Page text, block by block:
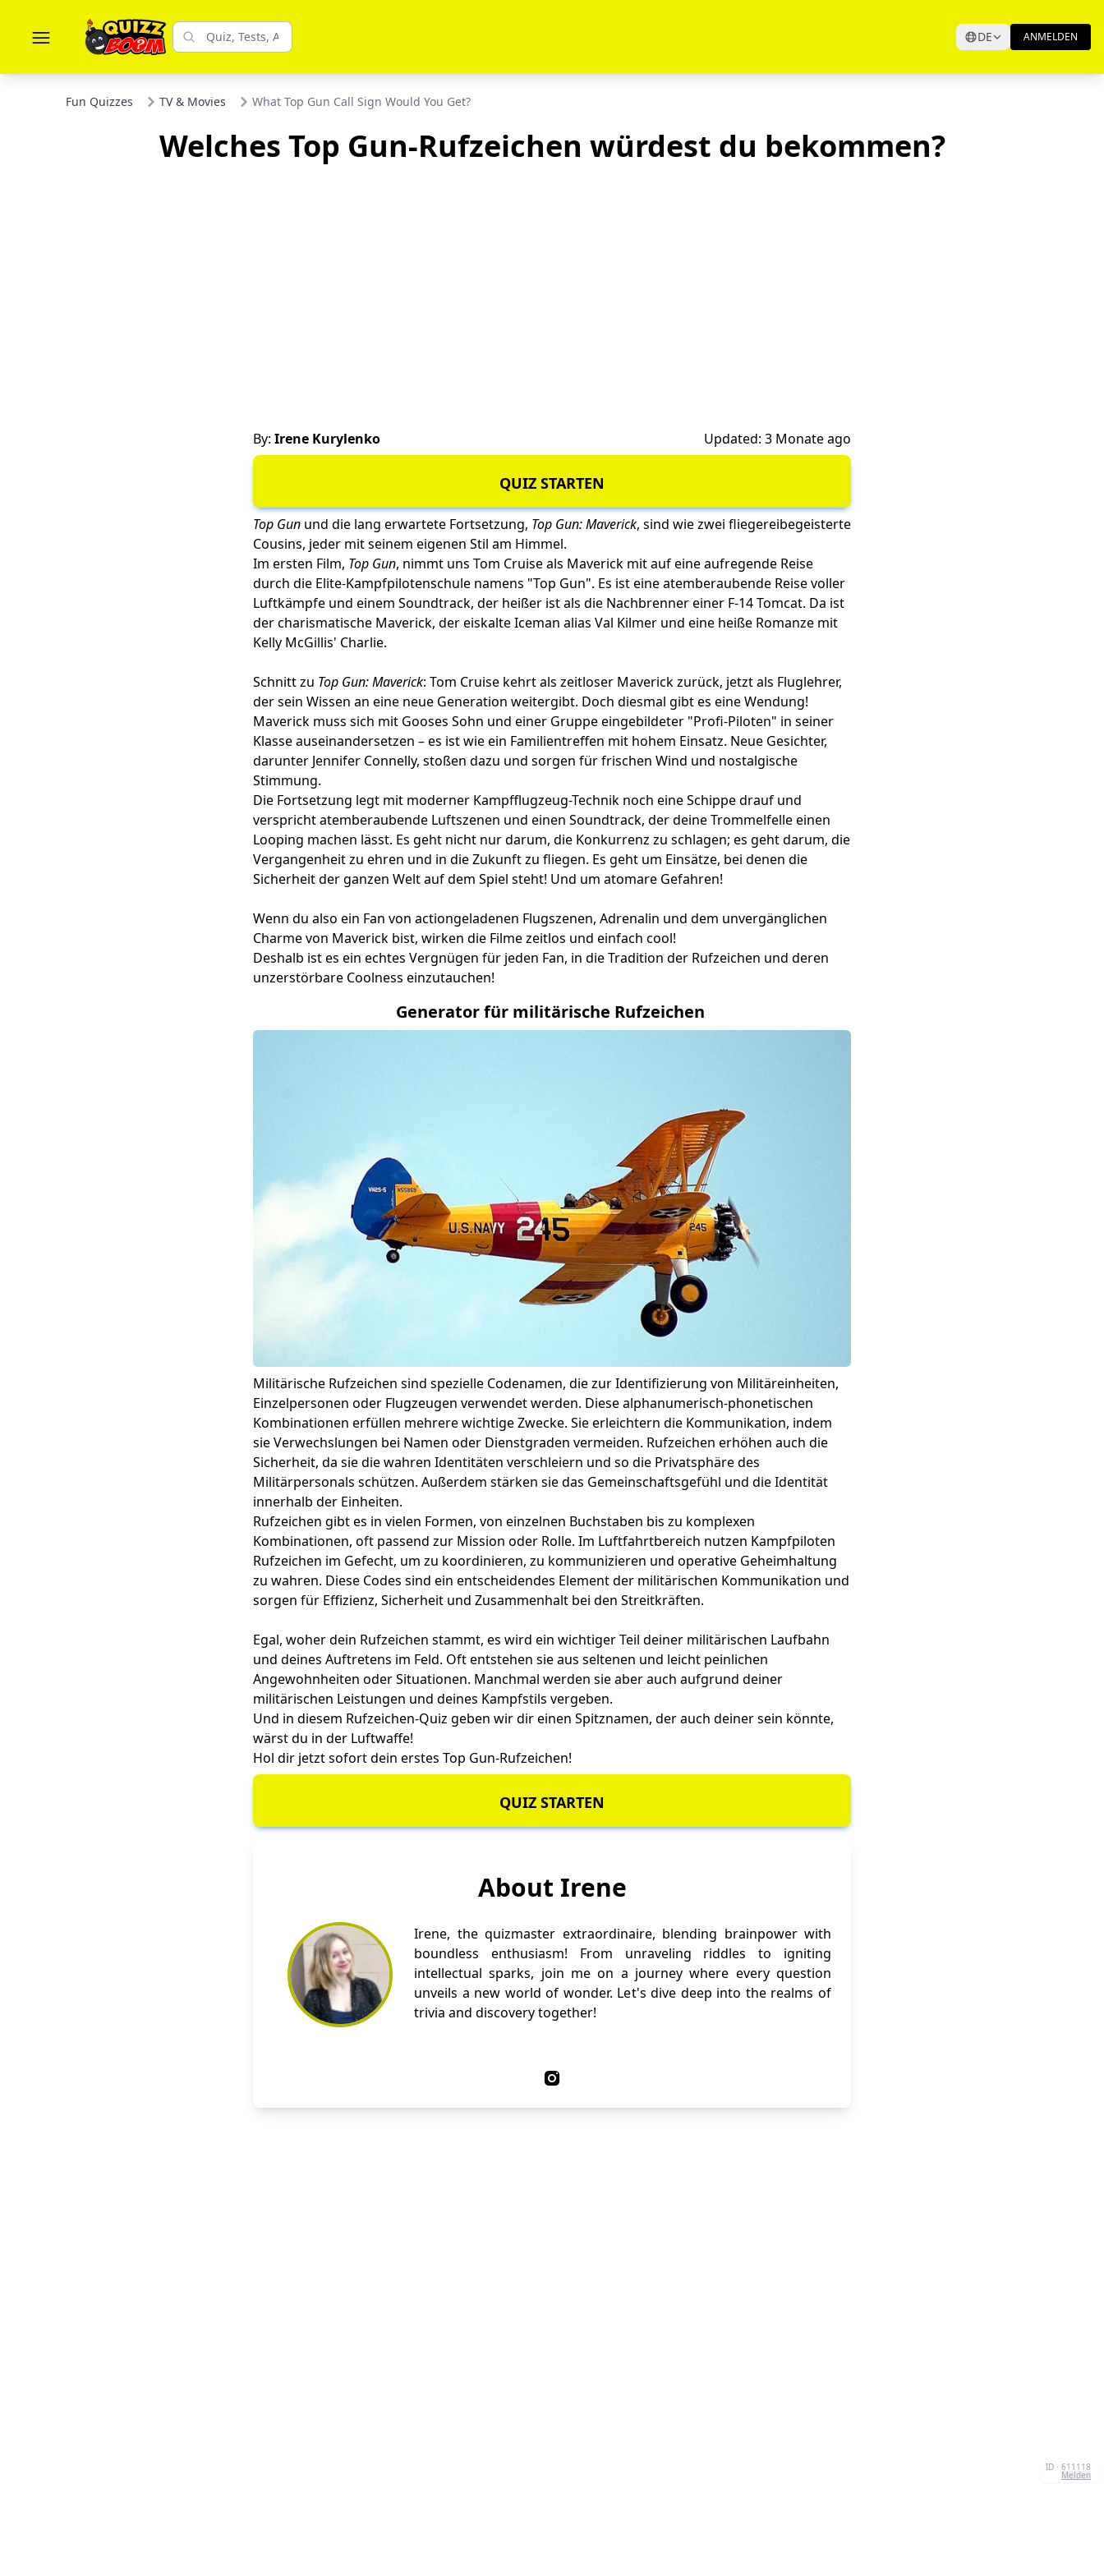
DE ANMELDEN
Fun Quizzes TV & Movies What Top Gun Call Sign Would You Get?
Welches Top Gun-Rufzeichen würdest du bekommen?
By: Irene Kurylenko Updated: 3 Monate ago
QUIZ STARTEN
Top Gun und die lang erwartete Fortsetzung, Top Gun: Maverick, sind wie zwei fliegereibegeisterte
Cousins, jeder mit seinem eigenen Stil am Himmel.
Im ersten Film, Top Gun, nimmt uns Tom Cruise als Maverick mit auf eine aufregende Reise
durch die Elite-Kampfpilotenschule namens "Top Gun". Es ist eine atemberaubende Reise voller
Luftkämpfe und einem Soundtrack, der heißer ist als die Nachbrenner einer F-14 Tomcat. Da ist
der charismatische Maverick, der eiskalte Iceman alias Val Kilmer und eine heiße Romanze mit
Kelly McGillis' Charlie.
Schnitt zu Top Gun: Maverick: Tom Cruise kehrt als zeitloser Maverick zurück, jetzt als Fluglehrer,
der sein Wissen an eine neue Generation weitergibt. Doch diesmal gibt es eine Wendung!
Maverick muss sich mit Gooses Sohn und einer Gruppe eingebildeter "Profi-Piloten" in seiner
Klasse auseinandersetzen – es ist wie ein Familientreffen mit hohem Einsatz. Neue Gesichter,
darunter Jennifer Connelly, stoßen dazu und sorgen für frischen Wind und nostalgische
Stimmung.
Die Fortsetzung legt mit moderner Kampfflugzeug-Technik noch eine Schippe drauf und
verspricht atemberaubende Luftszenen und einen Soundtrack, der deine Trommelfelle einen
Looping machen lässt. Es geht nicht nur darum, die Konkurrenz zu schlagen; es geht darum, die
Vergangenheit zu ehren und in die Zukunft zu fliegen. Es geht um Einsätze, bei denen die
Sicherheit der ganzen Welt auf dem Spiel steht! Und um atomare Gefahren!
Wenn du also ein Fan von actiongeladenen Flugszenen, Adrenalin und dem unvergänglichen
Charme von Maverick bist, wirken die Filme zeitlos und einfach cool!
Deshalb ist es ein echtes Vergnügen für jeden Fan, in die Tradition der Rufzeichen und deren
unzerstörbare Coolness einzutauchen!
Generator für militärische Rufzeichen
Militärische Rufzeichen sind spezielle Codenamen, die zur Identifizierung von Militäreinheiten,
Einzelpersonen oder Flugzeugen verwendet werden. Diese alphanumerisch-phonetischen
Kombinationen erfüllen mehrere wichtige Zwecke. Sie erleichtern die Kommunikation, indem
sie Verwechslungen bei Namen oder Dienstgraden vermeiden. Rufzeichen erhöhen auch die
Sicherheit, da sie die wahren Identitäten verschleiern und so die Privatsphäre des
Militärpersonals schützen. Außerdem stärken sie das Gemeinschaftsgefühl und die Identität
innerhalb der Einheiten.
Rufzeichen gibt es in vielen Formen, von einzelnen Buchstaben bis zu komplexen
Kombinationen, oft passend zur Mission oder Rolle. Im Luftfahrtbereich nutzen Kampfpiloten
Rufzeichen im Gefecht, um zu koordinieren, zu kommunizieren und operative Geheimhaltung
zu wahren. Diese Codes sind ein entscheidendes Element der militärischen Kommunikation und
sorgen für Effizienz, Sicherheit und Zusammenhalt bei den Streitkräften.
Egal, woher dein Rufzeichen stammt, es wird ein wichtiger Teil deiner militärischen Laufbahn
und deines Auftretens im Feld. Oft entstehen sie aus seltenen und leicht peinlichen
Angewohnheiten oder Situationen. Manchmal werden sie aber auch aufgrund deiner
militärischen Leistungen und deines Kampfstils vergeben.
Und in diesem Rufzeichen-Quiz geben wir dir einen Spitznamen, der auch deiner sein könnte,
wärst du in der Luftwaffe!
Hol dir jetzt sofort dein erstes Top Gun-Rufzeichen!
QUIZ STARTEN
About Irene
Irene, the quizmaster extraordinaire, blending brainpower with
boundless enthusiasm! From unraveling riddles to igniting
intellectual sparks, join me on a journey where every question
unveils a new world of wonder. Let's dive deep into the realms of
trivia and discovery together!
ID · 611118
Melden